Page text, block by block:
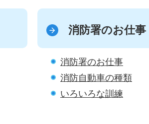
消防署のお仕事
消防署のお仕事
消防自動車の種類
いろいろな訓練